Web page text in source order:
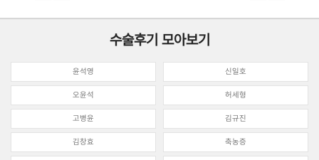
수술후기 모아보기
윤석영 신일호
오윤석 허세형
고병윤 김규진
김창효 축농증